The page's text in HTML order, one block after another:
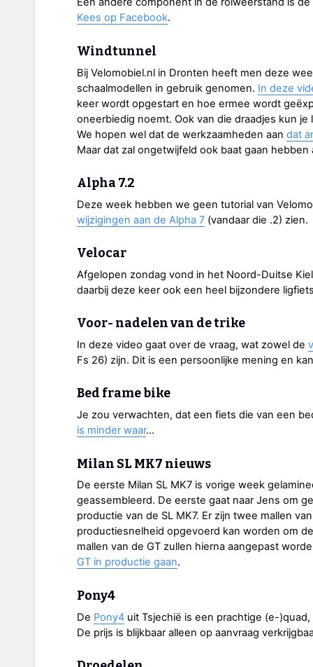
Kees op Facebook.
Windtunnel
Bij Velomobiel.nl in Dronten heeft men deze
schaalmodellen in gebruik genomen. In deze
keer wordt opgestart en hoe ermee wordt
oneerbiedig noemt. Ook van die draadjes kun je
We hopen wel dat de werkzaamheden aan dat
Maar dat zal ongetwijfeld ook baat gaan
Alpha 7.2
Deze week hebben we geen tutorial van
wijzigingen aan de Alpha 7 (vandaar die .2) zien.
Velocar
Afgelopen zondag vond in het Noord-Duitse
daarbij deze keer ook een heel bijzondere
Voor- nadelen van de trike
In deze video gaat over de vraag, wat zowel de
Fs 26) zijn. Dit is een persoonlijke mening en
Bed frame bike
Je zou verwachten, dat een fiets die van een
is minder waar...
Milan SL MK7 nieuws
De eerste Milan SL MK7 is vorige week
geassembleerd. De eerste gaat naar Jens om
productie van de SL MK7. Er zijn twee mallen
productiesnelheid opgevoerd kan worden om
mallen van de GT zullen hierna aangepast
GT in productie gaan.
Pony4
De Pony4 uit Tsjechië is een prachtige (e-
De prijs is blijkbaar alleen op aanvraag